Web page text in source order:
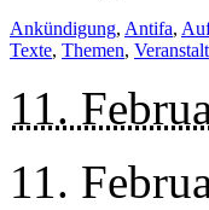
Ankündigung, Antifa,
Texte, Themen,
11.
11.